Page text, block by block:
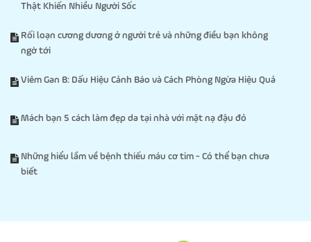
Thật Khiến Nhiều Người Sốc
Rối loạn cương dương ở người trẻ và những điều bạn không
ngờ tới
Viêm Gan B: Dấu Hiệu Cảnh Báo và Cách Phòng Ngừa Hiệu Quả
Mách bạn 5 cách làm đẹp da tại nhà với mặt nạ đậu đỏ
Những hiểu lầm về bệnh thiếu máu cơ tim - Có thể bạn chưa
biết